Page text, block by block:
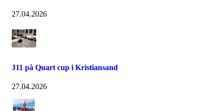
27.04.2026
J11 på Quart cup i Kristiansand
27.04.2026